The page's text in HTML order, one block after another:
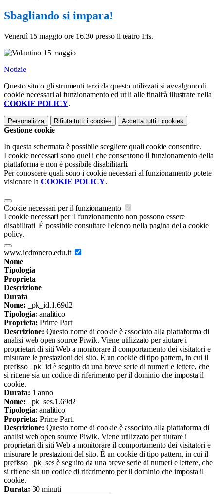
Sbagliando si impara!
Venerdì 15 maggio ore 16.30 presso il teatro Iris.
Notizie
Questo sito o gli strumenti terzi da questo utilizzati si avvalgono di
cookie necessari al funzionamento ed utili alle finalità illustrate nella
COOKIE POLICY.
Personalizza Rifiuta tutti i cookies Accetta tutti i cookies
Gestione cookie
In questa schermata è possibile scegliere quali cookie consentire.
I cookie necessari sono quelli che consentono il funzionamento della
piattaforma e non è possibile disabilitarli.
Per conoscere quali sono i cookie necessari al funzionamento potete
visionare la COOKIE POLICY.
Cookie necessari per il funzionamento
I cookie necessari per il funzionamento non possono essere
disabilitati. È possibile consultare l'elenco nella pagina della cookie
policy.
www.icdronero.edu.it
Nome
Tipologia
Proprieta
Descrizione
Durata
Nome: _pk_id.1.69d2
Tipologia: analitico
Proprieta: Prime Parti
Descrizione: Questo nome di cookie è associato alla piattaforma di
analisi web open source Piwik. Viene utilizzato per aiutare i
proprietari di siti Web a monitorare il comportamento dei visitatori e
misurare le prestazioni del sito. È un cookie di tipo pattern, in cui il
prefisso _pk_id è seguito da una breve serie di numeri e lettere, che
si ritiene sia un codice di riferimento per il dominio che imposta il
cookie.
Durata: 1 anno
Nome: _pk_ses.1.69d2
Tipologia: analitico
Proprieta: Prime Parti
Descrizione: Questo nome di cookie è associato alla piattaforma di
analisi web open source Piwik. Viene utilizzato per aiutare i
proprietari di siti Web a monitorare il comportamento dei visitatori e
misurare le prestazioni del sito. È un cookie di tipo pattern, in cui il
prefisso _pk_ses è seguito da una breve serie di numeri e lettere, che
si ritiene sia un codice di riferimento per il dominio che imposta il
cookie.
Durata: 30 minuti